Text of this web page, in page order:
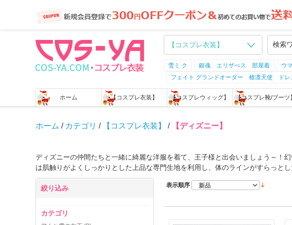
雪ミ ク 銀魂 エリザべス 部屋着 ウ
フェイト グランドオーダー 槍凛天使 ドレ
ホーム 【コスプレ衣装】 【コスプレウィッグ】 【コスプレ靴/ブーツ】
ホーム / カテゴリ / 【コスプレ衣装】 / 【ディズニー】
ディズニーの仲間たちと一緒に綺麗な洋服を着て、王子様と出会いましょう～！
は肌触りがよくしっかりとした上品な専門生地を利用し、体のラインがすらっと
絞り込み
カテゴリ
表示順序